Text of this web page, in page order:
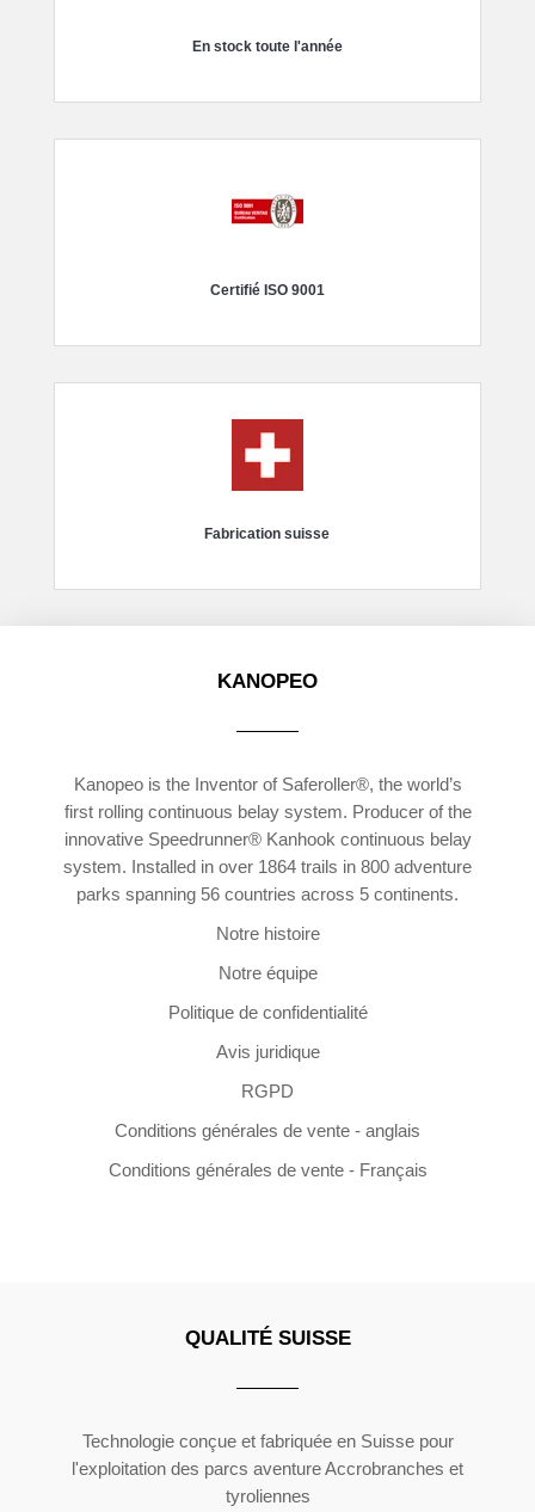
En stock toute l'année
Certifié ISO 9001
Fabrication suisse
KANOPEO
Kanopeo is the Inventor of Saferoller®, the world’s
first rolling continuous belay system. Producer of the
innovative Speedrunner® Kanhook continuous belay
system. Installed in over 1864 trails in 800 adventure
parks spanning 56 countries across 5 continents.
Notre histoire
Notre équipe
Politique de confidentialité
Avis juridique
RGPD
Conditions générales de vente - anglais
Conditions générales de vente - Français
QUALITÉ SUISSE
Technologie conçue et fabriquée en Suisse pour
l'exploitation des parcs aventure Accrobranches et
tyroliennes